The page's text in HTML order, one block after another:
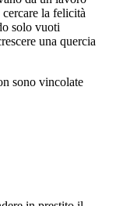
la felicità
solo vuoti
una quercia
sono vincolate